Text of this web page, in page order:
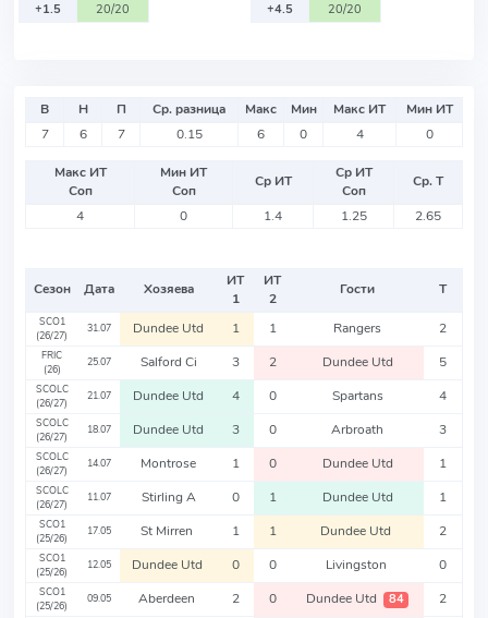
+1.5
20/20
+4.5
20/20
В Н П Ср. разница Макс Мин Макс ИТ
Мин ИТ
7
6 7 0.15 6 0 4 0
Макс ИТ
Соп
Мин ИТ
Соп
Ср ИТ
Ср ИТ
Соп
Ср. Т
4
0 1.4 1.25 2.65
Сезон Дата Хозяева
ИТ
1
ИТ
2
Гости Т
SCO1
(26/27)
31.07 Dundee Utd 1 1 Rangers 2
FRIC
(26)
25.07 Salford Ci 3 2 Dundee Utd 5
SCOLC
(26/27)
21.07 Dundee Utd 4 0 Spartans 4
SCOLC
(26/27)
18.07 Dundee Utd 3 0 Arbroath 3
SCOLC
(26/27)
14.07 Montrose 1 0 Dundee Utd 1
SCOLC
(26/27)
11.07 Stirling A 0 1 Dundee Utd 1
SCO1
(25/26)
17.05 St Mirren 1 1 Dundee Utd 2
SCO1
(25/26)
12.05 Dundee Utd 0 0 Livingston 0
SCO1
(25/26)
09.05 Aberdeen 2 0 Dundee Utd 84 2